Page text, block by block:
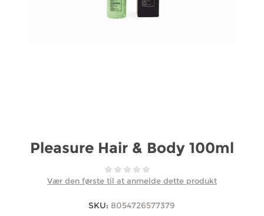
Pleasure Hair & Body 100ml
Vær den første til at anmelde dette produkt
SKU: 8054726577379